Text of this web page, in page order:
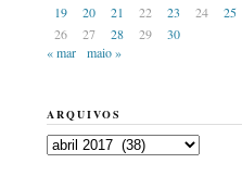
19
20 21 22 23 24
25
26
27 28 29
30
« mar
maio »
ARQUIVOS
Arquivos